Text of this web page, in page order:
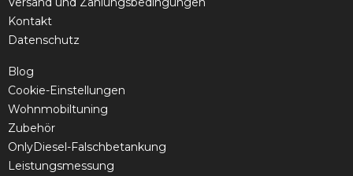
Kontakt
Datenschutz
Blog
Cookie-Einstellungen
Wohnmobiltuning
Zubehör
OnlyDiesel-Falschbetankung
Leistungsmessung